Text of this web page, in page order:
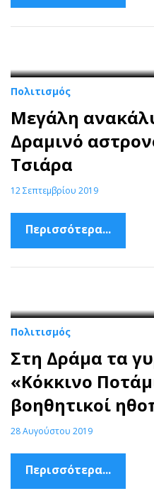
Πολιτισμός
Μεγάλη
Δραμινό
Τσιάρα
12 Σεπτεμβρίου 2019
Περισσότερα...
Πολιτισμός
Στη Δράμα τα
«Κόκκινο
βοηθητικοί
28 Αυγούστου 2019
Περισσότερα...